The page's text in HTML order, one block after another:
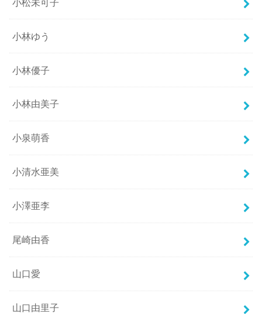
小松未可子
小林ゆう
小林優子
小林由美子
小泉萌香
小清水亜美
小澤亜李
尾崎由香
山口愛
山口由里子